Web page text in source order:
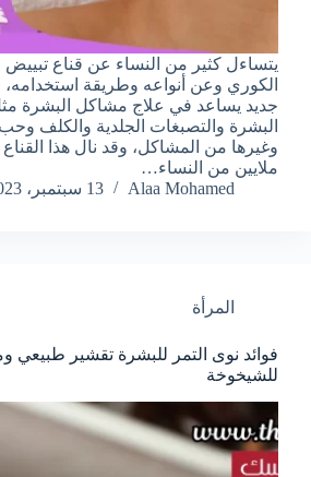
يتساءل كثير من النساء عن قناع تبييض
الكوري وعن أنواعه وطريقة استخدامه،
جديد يساعد في علاج مشاكل البشرة
البشرة والتصبغات الجلدية والكلف
وغيرها من المشاكل، وقد نال هذا
ملايين من النساء…
Alaa Mohamed
13 سبتمبر، 2023
المرأة
فوائد نوى التمر للبشرة تقشير طبيعي
للشيخوخة